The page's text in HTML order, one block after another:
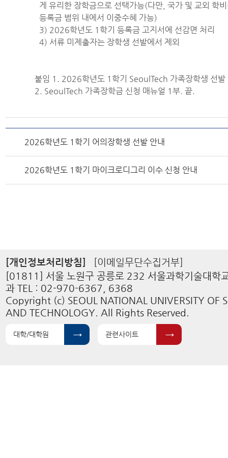
게 유리한 장학금으로 선택가능(다만, 국가 및 교외 학
등록금 범위 내에서 이중수혜 가능)
3) 2026학년도 1학기 등록금 고지서에 선감면 처리
4) 서류 미제출자는 장학생 선발에서 제외
붙임 1. 2026학년도 1학기 SeoulTech 가족장학생 선발
2. SeoulTech 가족장학금 신청 매뉴얼 1부. 끝.
2026학년도 1학기 어의장학생 선발 안내
2026학년도 1학기 마이크로디그리 이수 신청 안내
[개인정보처리방침]
[이메일무단수집거부]
[01811] 서울 노원구 공릉로 232 서울과학기술대학
과 TEL : 02-970-6367, 6368
Copyright (c) SEOUL NATIONAL UNIVERSITY OF
AND TECHNOLOGY. All Rights Reserved.
대학/대학원 관련사이트